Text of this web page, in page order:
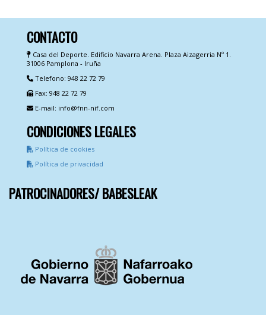
CONTACTO
Casa del Deporte. Edificio Navarra Arena. Plaza Aizagerria Nº 1.
31006 Pamplona - Iruña
Telefono: 948 22 72 79
Fax: 948 22 72 79
E-mail: info@fnn-nif.com
CONDICIONES LEGALES
Política de cookies
Política de privacidad
PATROCINADORES/ BABESLEAK